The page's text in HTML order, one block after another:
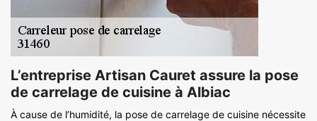
L’entreprise Artisan Cauret assure la pose
de carrelage de cuisine à Albiac
À cause de l’humidité, la pose de carrelage de cuisine nécessite